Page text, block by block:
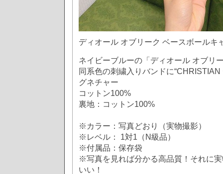
ディオール オブリーク ベースボールキ
ネイビーブルーの「ディオール オブリ
同系色の刺繍入りバンドに“CHRISTIAN
グネチャー
コットン100%
裏地：コットン100%
※カラー：写真どおり（実物撮影）
※レベル： 1対1（N級品）
※付属品：保存袋
※写真を見れば分かる高品質！それに
いい！